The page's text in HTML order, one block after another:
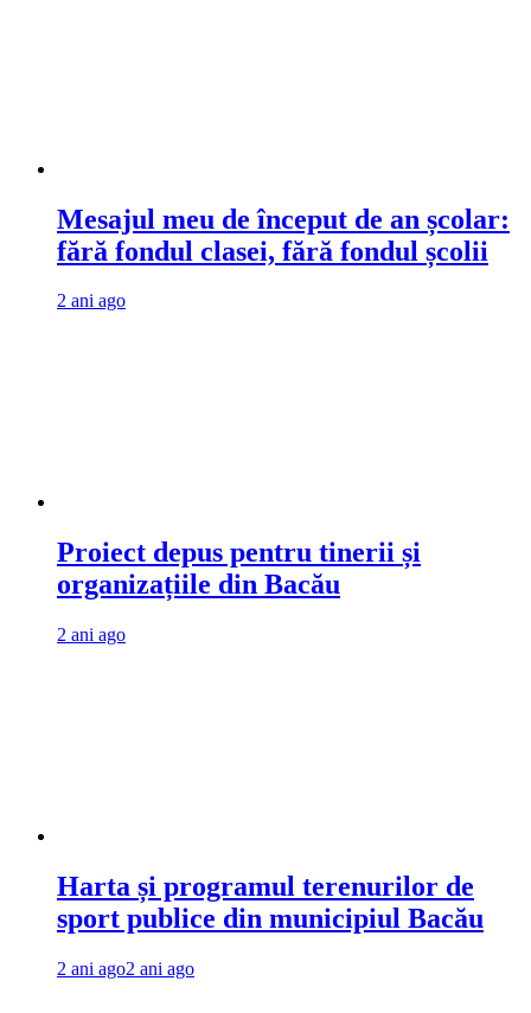
Mesajul meu de început de an școlar:
fără fondul clasei, fără fondul școlii
2 ani ago
Proiect depus pentru tinerii și
organizațiile din Bacău
2 ani ago
Harta și programul terenurilor de
sport publice din municipiul Bacău
2 ani ago2 ani ago